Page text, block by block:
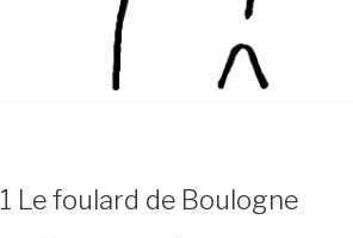
1 Le foulard de Boulogne